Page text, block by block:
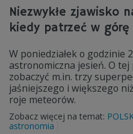
Niezwykłe zjawisko
kiedy patrzeć w górę
W poniedziałek o godzinie
astronomiczna jesień. O
zobaczyć m.in. trzy
jaśniejszego i większego
roje meteorów.
Zobacz więcej na temat:
astronomia